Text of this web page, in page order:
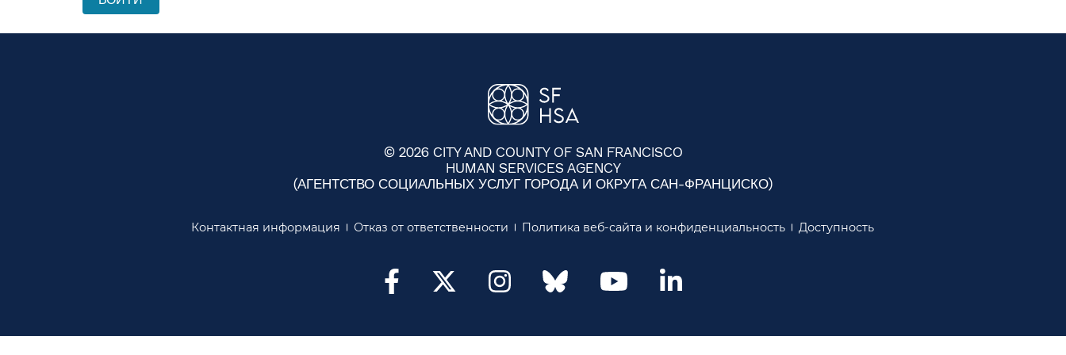
© 2026 CITY AND COUNTY OF SAN FRANCISCO
HUMAN SERVICES AGENCY
(АГЕНТСТВО СОЦИАЛЬНЫХ УСЛУГ ГОРОДА И ОКРУГА САН-ФРАНЦИСКО)​​
Контактная информация​​ Отказ от ответственности​​ Политика веб-сайта и конфиденциальность​​ Доступность​​